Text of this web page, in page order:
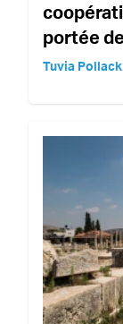
portée
Tuvia Pollack